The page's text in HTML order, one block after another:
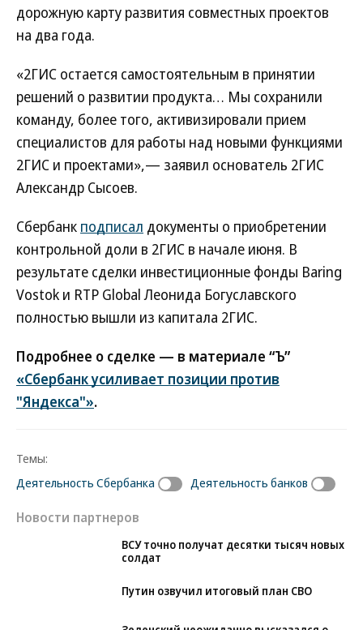
дорожную карту развития совместных проектов
на два года.
«2ГИС остается самостоятельным в принятии
решений о развитии продукта… Мы сохранили
команду, более того, активизировали прием
специалистов для работы над новыми функциями
2ГИС и проектами»,— заявил основатель 2ГИС
Александр Сысоев.
Сбербанк подписал документы о приобретении
контрольной доли в 2ГИС в начале июня. В
результате сделки инвестиционные фонды Baring
Vostok и RTP Global Леонида Богуславского
полностью вышли из капитала 2ГИС.
Подробнее о сделке — в материале “Ъ”
«Сбербанк усиливает позиции против
"Яндекса"».
Темы:
Деятельность Сбербанка
Деятельность банков
Новости партнеров
ВСУ точно получат десятки тысяч новых
солдат